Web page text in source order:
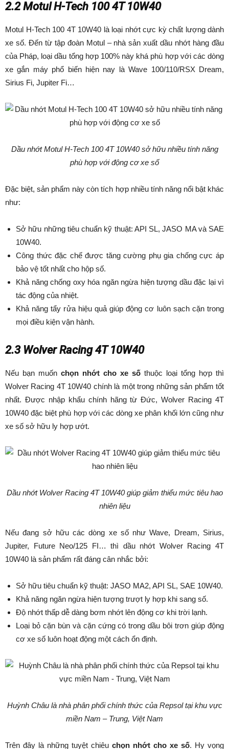
2.2 Motul H-Tech 100 4T 10W40
Motul H-Tech 100 4T 10W40 là loại nhớt cực kỳ chất lượng dành
xe số. Đến từ tập đoàn Motul – nhà sản xuất dầu nhớt hàng đầu
của Pháp, loại dầu tổng hợp 100% này khá phù hợp với các dòng
xe gắn máy phổ biến hiện nay là Wave 100/110/RSX Dream,
Sirius Fi, Jupiter Fi…
Dầu nhớt Motul H-Tech 100 4T 10W40 sở hữu nhiều tính năng
phù hợp với động cơ xe số
Đặc biệt, sản phẩm này còn tích hợp nhiều tính năng nổi bật khác
như:
Sở hữu những tiêu chuẩn kỹ thuật: API SL, JASO MA và SAE
10W40.
Công thức đặc chế được tăng cường phụ gia chống cực áp
bảo vệ tốt nhất cho hộp số.
Khả năng chống oxy hóa ngăn ngừa hiện tượng dầu đặc lại vì
tác động của nhiệt.
Khả năng tẩy rửa hiệu quả giúp động cơ luôn sạch cặn trong
mọi điều kiện vận hành.
2.3 Wolver Racing 4T 10W40
Nếu bạn muốn chọn nhớt cho xe số thuộc loại tổng hợp thì
Wolver Racing 4T 10W40 chính là một trong những sản phẩm tốt
nhất. Được nhập khẩu chính hãng từ Đức, Wolver Racing 4T
10W40 đặc biệt phù hợp với các dòng xe phân khối lớn cũng như
xe số sở hữu ly hợp ướt.
Dầu nhớt Wolver Racing 4T 10W40 giúp giảm thiểu mức tiêu hao
nhiên liệu
Nếu đang sở hữu các dòng xe số như Wave, Dream, Sirius,
Jupiter, Future Neo/125 FI… thì dầu nhớt Wolver Racing 4T
10W40 là sản phẩm rất đáng cân nhắc bởi:
Sở hữu tiêu chuẩn kỹ thuật: JASO MA2, API SL, SAE 10W40.
Khả năng ngăn ngừa hiện tượng trượt ly hợp khi sang số.
Độ nhớt thấp dễ dàng bơm nhớt lên động cơ khi trời lạnh.
Loại bỏ cặn bùn và cặn cứng có trong dầu bôi trơn giúp động
cơ xe số luôn hoạt động một cách ổn định.
Huỳnh Châu là nhà phân phối chính thức của Repsol tại khu vực
miền Nam – Trung, Việt Nam
Trên đây là những tuyệt chiêu chọn nhớt cho xe số. Hy vọng